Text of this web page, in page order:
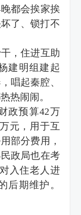
都会挨家挨
了、锁打不
，住进互助
建明组建起
唱起秦腔、
热闹闹。
预算42万
元，用于互
部分费用，
政局也在考
入住老人进
后期维护。